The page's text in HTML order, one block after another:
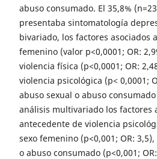
abuso consumado. El 35,8%
presentaba sintomatología
bivariado, los factores asociados
femenino (valor p<0,0001; OR:
violencia física (p<0,0001; OR:
violencia psicológica (p< 0,0001;
abuso sexual o abuso
análisis multivariado los factores
antecedente de violencia
sexo femenino (p<0,001; OR:
o abuso consumado (p<0,001;